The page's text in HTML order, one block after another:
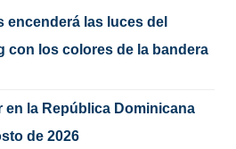
encenderá las luces del
con los colores de la bandera
en la República Dominicana
de 2026